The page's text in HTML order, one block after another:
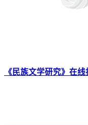
《民族文学研究》在